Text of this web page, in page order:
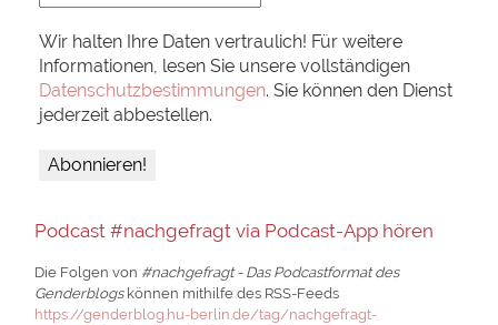
Wir halten Ihre Daten vertraulich! Für weitere
Informationen, lesen Sie unsere vollständigen
Datenschutzbestimmungen. Sie können den Dienst
jederzeit abbestellen.
Podcast #nachgefragt via Podcast-App hören
Die Folgen von #nachgefragt - Das Podcastformat des
Genderblogskönnen mithilfe des RSS-Feeds
https://genderblog.hu-berlin.de/tag/nachgefragt-